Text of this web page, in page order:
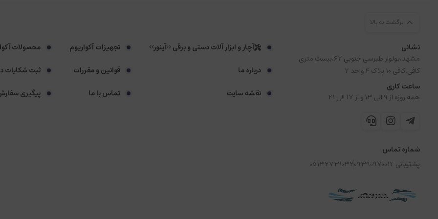
برگشت به بالا
نشانی
مشهد،بولوار طبرسی جنوبی 62،بیست متری
کافی،کافی 10 پلاک 4 واحد 2
ساعت کاری
همه روزه از 9 الی 13 و از 17 الی 21
شماره تماس
پشتیبانی 09390970014
05132731032
آچار و ابزار آلات دستی و برقی <<آینور>> تجهیزات آکواریوم
محصولات
درباره ما
قوانین و مقررات
ثبت شکایات
نقشه سایت
تماس با ما پیگیری